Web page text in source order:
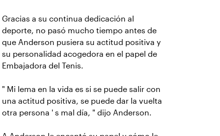
Gracias a su continua dedicación al
deporte, no pasó mucho tiempo antes de
que Anderson pusiera su actitud positiva y
su personalidad acogedora en el papel de
Embajadora del Tenis.
" Mi lema en la vida es si se puede salir con
una actitud positiva, se puede dar la vuelta
otra persona ' s mal día, " dijo Anderson.